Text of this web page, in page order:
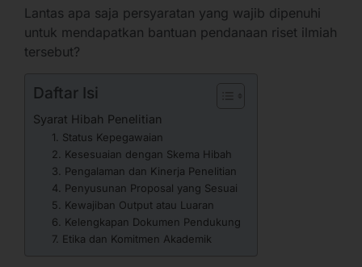
Lantas apa saja persyaratan yang wajib dipenuhi
untuk mendapatkan bantuan pendanaan riset ilmiah
tersebut?
Daftar Isi
Syarat Hibah Penelitian
1. Status Kepegawaian
2. Kesesuaian dengan Skema Hibah
3. Pengalaman dan Kinerja Penelitian
4. Penyusunan Proposal yang Sesuai
5. Kewajiban Output atau Luaran
6. Kelengkapan Dokumen Pendukung
7. Etika dan Komitmen Akademik